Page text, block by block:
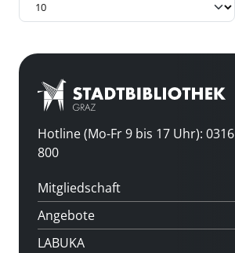
Hotline (Mo-Fr 9 bis 17 Uhr):
800
Mitgliedschaft
Angebote
LABUKA